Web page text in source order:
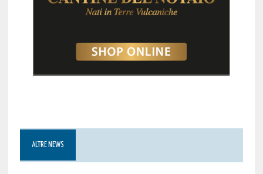
ALTRE NEWS